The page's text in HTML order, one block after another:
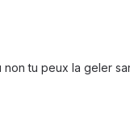
tu peux la geler